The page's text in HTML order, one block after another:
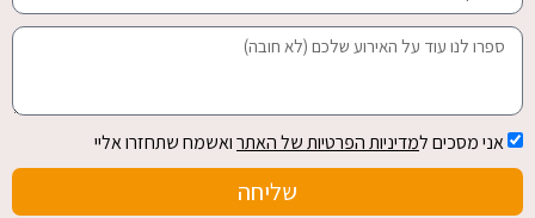
אני מסכים למדיניות הפרטיות של האתרואשמח שתחזרו אליי
שליחה